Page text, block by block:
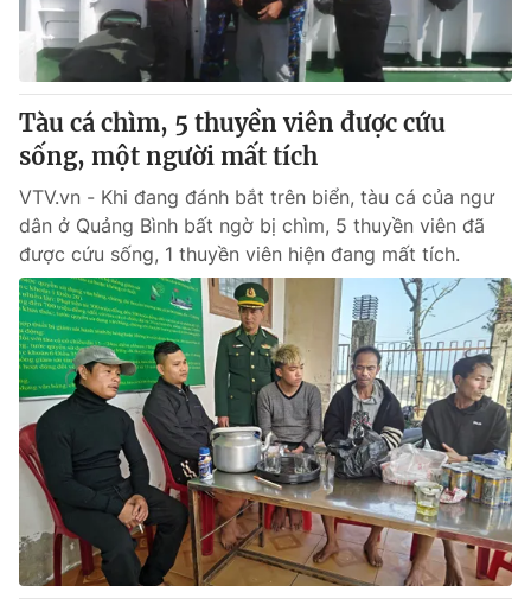
Tàu cá chìm, 5 thuyền viên được cứu
sống, một người mất tích
VTV.vn - Khi đang đánh bắt trên biển, tàu cá của ngư
dân ở Quảng Bình bất ngờ bị chìm, 5 thuyền viên đã
được cứu sống, 1 thuyền viên hiện đang mất tích.